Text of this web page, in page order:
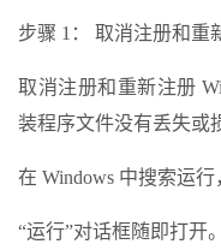
步骤 1： 取消注册和重
取消注册和重新注册
装程序文件没有丢失或
在 Windows 中搜索运行
“运行”对话框随即打开。